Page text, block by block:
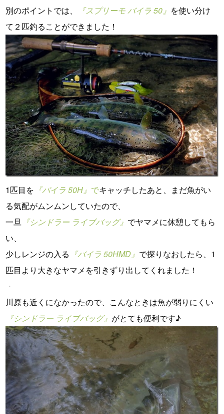
別のポイントでは、
『スプリーモ バイラ 50』 を使い分け
て２匹釣ることができました！
1匹目を 『バイラ 50H』 でキャッチしたあと、まだ魚がい
る気配がムンムンしていたので、
一旦 『シンドラー ライブバッグ』 でヤマメに休憩してもら
い、
少しレンジの入る 『バイラ 50HMD』 で探りなおしたら、1
匹目より大きなヤマメを引きずり出してくれました！
・
川原も近くになかったので、こんなときは魚が弱りにくい
『シンドラー ライブバッグ』 がとても便利です♪